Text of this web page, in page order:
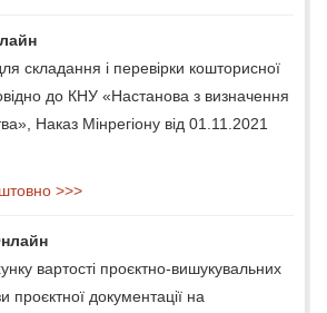
складання і перевірки кошторисної
до КНУ «Настанова з визначення
Наказ Мінрегіону від 01.11.2021
>>>
вартості проєктно-вишукувальних
проєктної документації на